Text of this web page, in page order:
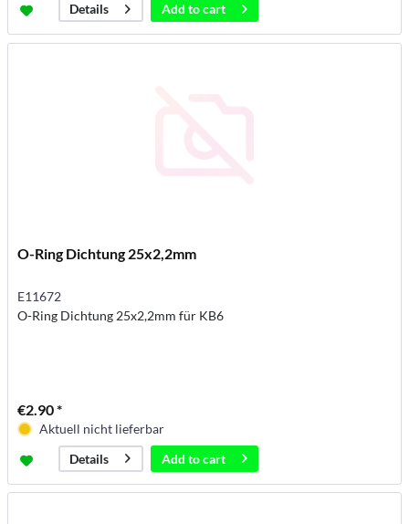
Details
Add tocart
O-Ring Dichtung 25x2,2mm
E11672
O-Ring Dichtung 25x2,2mm für KB6
€2.90 *
Aktuell nicht lieferbar
Details
Add tocart